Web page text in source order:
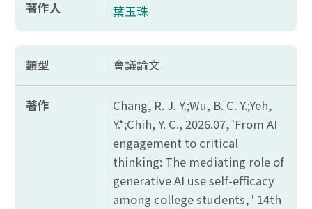
著作人 葉玉珠
類型 會議論文
著作
Chang, R. J. Y.;Wu, B. C. Y.;Yeh,
Y.*;Chih, Y. C., 2026.07, 'From AI
engagement to critical
thinking: The mediating role of
generative AI use self-efficacy
among college students, ' 14th